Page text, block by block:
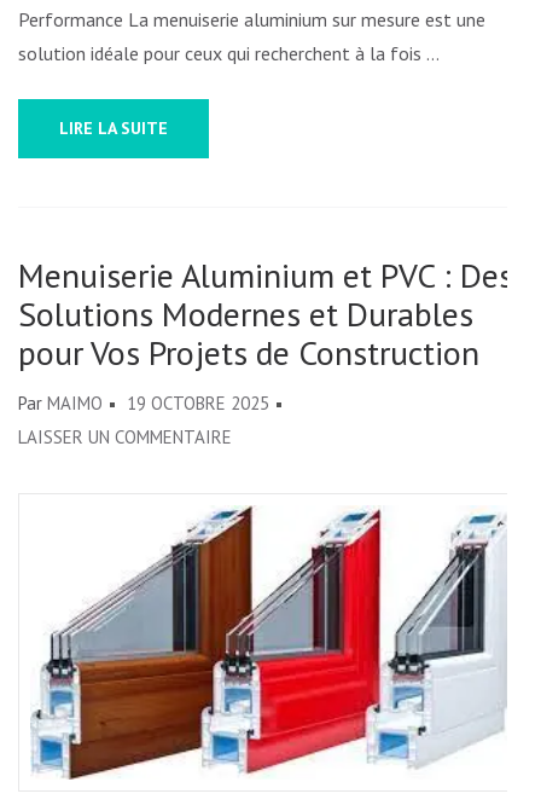
Performance La menuiserie aluminium sur mesure est une
solution idéale pour ceux qui recherchent à la fois …
LIRE LA SUITE
Menuiserie Aluminium et PVC : Des
Solutions Modernes et Durables
pour Vos Projets de Construction
Par MAIMO
19 OCTOBRE 2025
LAISSER UN COMMENTAIRE
ALUMINIUM
DES
SOLUTIONS
MODERNES
ET
DURABLES